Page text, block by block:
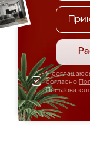
Я
согласно